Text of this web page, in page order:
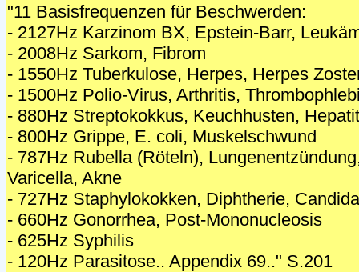
"11 Basisfrequenzen für Beschwerden:
- 2127Hz Karzinom BX, Epstein-Barr,
- 2008Hz Sarkom, Fibrom
- 1550Hz Tuberkulose, Herpes, Herpes
- 1500Hz Polio-Virus, Arthritis,
- 880Hz Streptokokkus, Keuchhusten,
- 800Hz Grippe, E. coli, Muskelschwund
- 787Hz Rubella (Röteln),
Varicella, Akne
- 727Hz Staphylokokken, Diphtherie, Candida
- 660Hz Gonorrhea, Post-Mononucleosis
- 625Hz Syphilis
- 120Hz Parasitose.. Appendix 69.." S.201